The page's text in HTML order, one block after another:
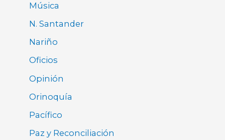
Música
N. Santander
Nariño
Oficios
Opinión
Orinoquía
Pacífico
Paz y Reconciliación